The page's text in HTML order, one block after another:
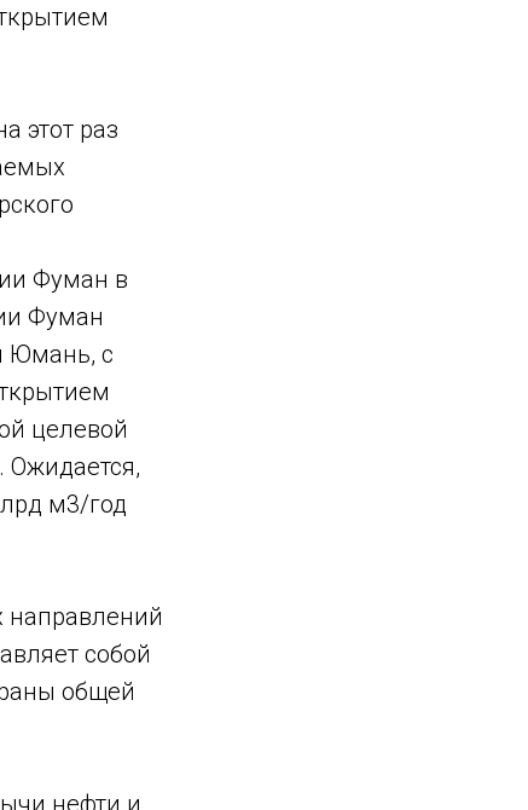
этот раз
Фуман в
Фуман
Юмань, с
целевой
Ожидается,
м3/год
направлений
собой
общей
нефти и